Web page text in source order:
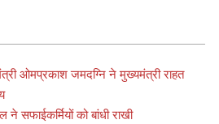
ओमप्रकाश जमदग्नि ने मुख्यमंत्री राहत
सफाईकर्मियों को बांधी राखी